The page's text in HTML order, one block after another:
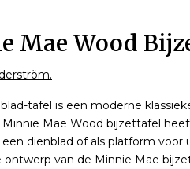
Mae Wood
tafel is een moderne
Mae Wood bijzettafel
dienblad of als platform
van de Minnie Mae